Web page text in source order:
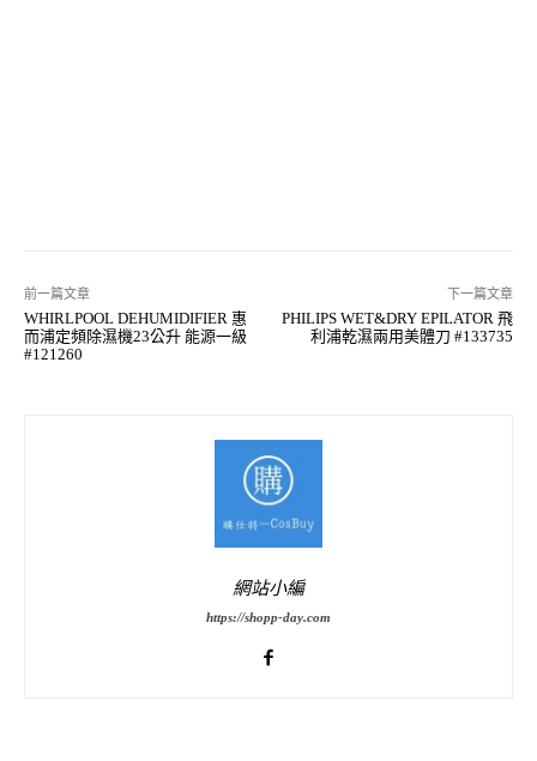
前一篇文章
WHIRLPOOL DEHUMIDIFIER 惠
而浦定頻除濕機23公升 能源一級
#121260
下一篇文章
PHILIPS WET&DRY EPILATOR 飛
利浦乾濕兩用美體刀 #133735
網站小編
https://shopp-day.com